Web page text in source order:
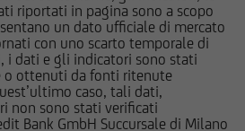
riportati in pagina sono a scopo
un dato ufficiale di mercato
con uno scarto temporale di
i dati e gli indicatori sono stati
o ottenuti da fonti ritenute
caso, tali dati,
non sono stati verificati
Bank GmbH Succursale di Milano
di investimento rilevante
e servizio, della propria
e di qualsiasi altra
qualsiasi investimento in uno